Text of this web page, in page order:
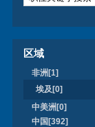
区域
非洲[1]
埃及[0]
中美洲[0]
中国[392]